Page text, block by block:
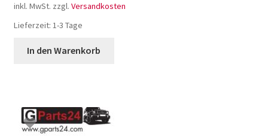
inkl. MwSt. zzgl. Versandkosten
Lieferzeit: 1-3 Tage
In den Warenkorb